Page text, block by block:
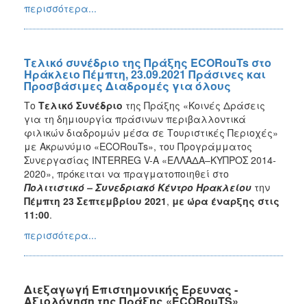
περισσότερα...
Τελικό συνέδριο της Πράξης ECORouTs στο
Ηράκλειο Πέμπτη, 23.09.2021 Πράσινες και
Προσβάσιμες Διαδρομές για όλους
Το Τελικό Συνέδριο της Πράξης «Κοινές Δράσεις
για τη δημιουργία πράσινων περιβαλλοντικά
φιλικών διαδρομών μέσα σε Τουριστικές Περιοχές»
με Ακρωνύμιο «ECORouTs», του Προγράμματος
Συνεργασίας INTERREG V-A «ΕΛΛΑΔΑ–ΚΥΠΡΟΣ 2014-
2020», πρόκειται να πραγματοποιηθεί στο
Πολιτιστικό – Συνεδριακό Κέντρο Ηρακλείου την
Πέμπτη 23 Σεπτεμβρίου 2021, με ώρα έναρξης στις
11:00.
περισσότερα...
Διεξαγωγή Επιστημονικής Έρευνας -